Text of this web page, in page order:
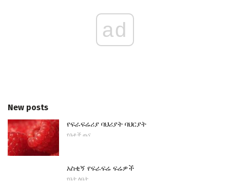
ad
New posts
የፍራፍሬሪያ ባህሪያት ባህርያት
የሴቶች ጤና
አስቂኝ የፍራፍሬ ፍሬዎች
የቤት ለቤት